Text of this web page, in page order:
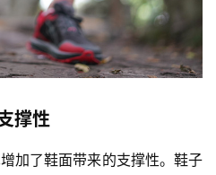
撑性
加了鞋面带来的支撑性。鞋子